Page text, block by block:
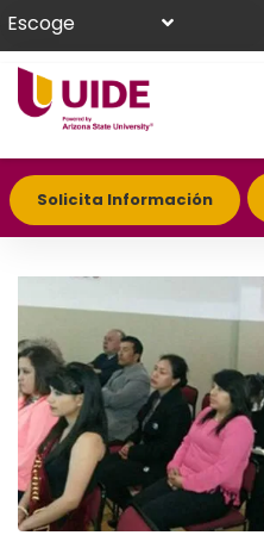
Escoge
Solicita Información